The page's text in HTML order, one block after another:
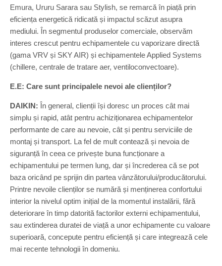
Emura, Ururu Sarara sau Stylish, se remarcă în piață prin
eficiența energetică ridicată și impactul scăzut asupra
mediului. În segmentul produselor comerciale, observăm
interes crescut pentru echipamentele cu vaporizare directă
(gama VRV și SKY AIR) și echipamentele Applied Systems
(chillere, centrale de tratare aer, ventiloconvectoare).
E.E: Care sunt principalele nevoi ale clienților?
DAIKIN: În general, clienții își doresc un proces cât mai
simplu și rapid, atât pentru achiziționarea echipamentelor
performante de care au nevoie, cât și pentru serviciile de
montaj și transport. La fel de mult contează și nevoia de
siguranță în ceea ce privește buna funcționare a
echipamentului pe termen lung, dar și încrederea că se pot
baza oricând pe sprijin din partea vânzătorului/producătorului.
Printre nevoile clienților se numără și menținerea confortului
interior la nivelul optim inițial de la momentul instalării, fără
deteriorare în timp datorită factorilor externi echipamentului,
sau extinderea duratei de viață a unor echipamente cu valoare
superioară, concepute pentru eficiență și care integrează cele
mai recente tehnologii în domeniu.